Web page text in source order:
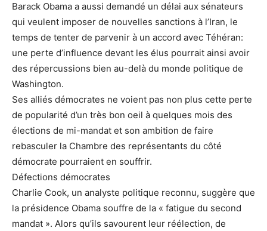
Barack Obama a aussi demandé un délai aux sénateurs
qui veulent imposer de nouvelles sanctions à l’Iran, le
temps de tenter de parvenir à un accord avec Téhéran:
une perte d’influence devant les élus pourrait ainsi avoir
des répercussions bien au-delà du monde politique de
Washington.
Ses alliés démocrates ne voient pas non plus cette perte
de popularité d’un très bon oeil à quelques mois des
élections de mi-mandat et son ambition de faire
rebasculer la Chambre des représentants du côté
démocrate pourraient en souffrir.
Défections démocrates
Charlie Cook, un analyste politique reconnu, suggère que
la présidence Obama souffre de la « fatigue du second
mandat ». Alors qu’ils savourent leur réélection, de